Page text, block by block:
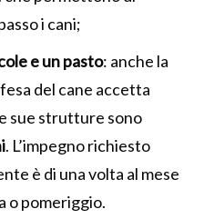
i cani;
e un pasto: anche la
del cane accetta
sue strutture sono
. L’impegno richiesto
è di una volta al mese
o pomeriggio.